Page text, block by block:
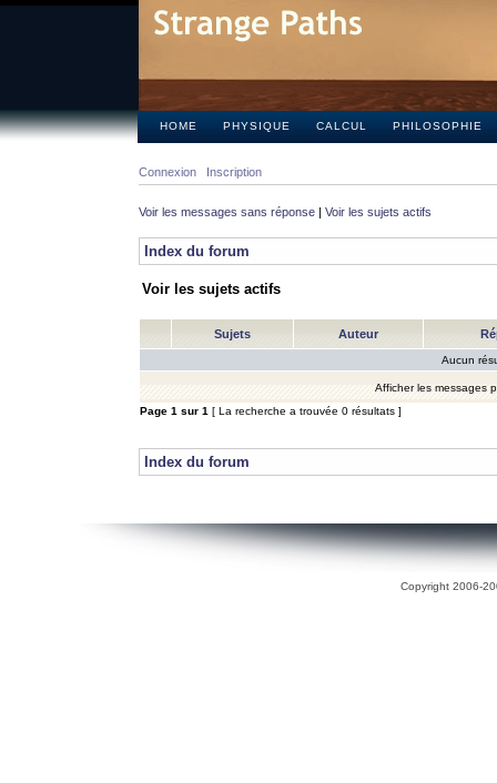
HOME PHYSIQUE CALCUL PHILOSOPHIE
Connexion Inscription
Voir les messages sans réponse | Voir les sujets actifs
Index du forum
Voir les sujets actifs
Sujets Auteur
Aucun
Afficher les messages
Page 1 sur 1 [ La recherche a trouvée 0 résultats ]
Index du forum
Copyright 2006-